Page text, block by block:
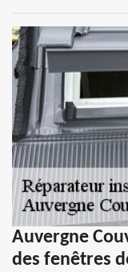
Auvergne
des fenêtres